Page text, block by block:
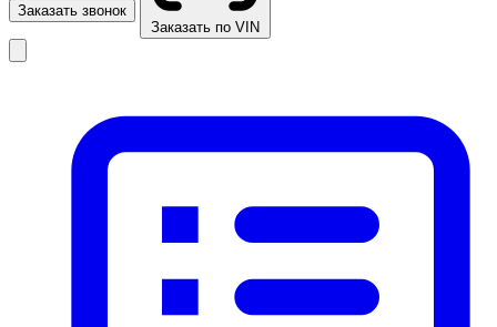
Заказать звонок
Заказать по VIN